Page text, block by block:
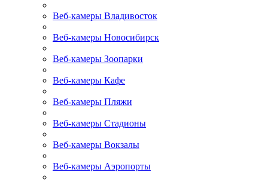
Веб-камеры Владивосток
Веб-камеры Новосибирск
Веб-камеры Зоопарки
Веб-камеры Кафе
Веб-камеры Пляжи
Веб-камеры Стадионы
Веб-камеры Вокзалы
Веб-камеры Аэропорты